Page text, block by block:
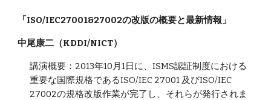
「ISO/IEC27001&27002の改版の概要と最新情報」
中尾康二（KDDI/NICT）
講演概要：2013年10月1日に、ISMS認証制度における
重要な国際規格であるISO/IEC 27001 及びISO/IEC
27002の規格改版作業が完了し、それらが発行されま